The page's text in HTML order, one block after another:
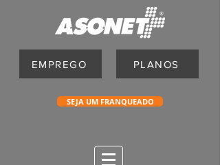
EMPREGO PLANOS
SEJA UM FRANQUEADO